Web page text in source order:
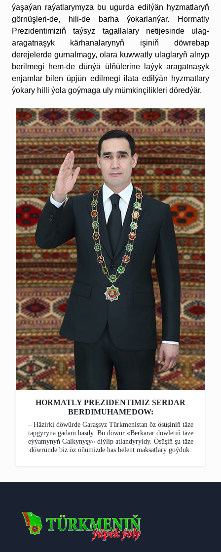
ýaşaýan raýatlarymyza bu ugurda edilýän hyzmatlaryň
görnüşleri-de, hili-de barha ýokarlanýar. Hormatly
Prezidentimiziň taýsyz tagallalary netijesinde ulag-
aragatnaşyk kärhanalarynyň işiniň döwrebap
derejelerde gurnalmagy, olara kuwwatly ulaglaryň alnyp
berilmegi hem-de dünýä ülňülerine laýyk aragatnaşyk
enjamlar bilen üpjün edilmegi ilata edilýän hyzmatlary
ýokary hilli ýola goýmaga uly mümkinçilikleri döredýär.
HORMATLY PREZIDENTIMIZ SERDAR
BERDIMUHAMEDOW:
– Häzirki döwürde Garaşsyz Türkmenistan öz ösüşiniň täze
tapgyryna gadam basdy. Bu döwür «Berkarar döwletiň täze
eýýamynyň Galkynyşy» diýlip atlandyryldy. Ösüşiň şu täze
döwründe biz öz öňümizde has belent maksatlary goýduk.